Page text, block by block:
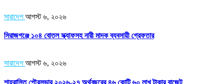
সারাদেশ আগস্ট ৬, ২০২৬
সিরাজগঞ্জে ১০৪ বোতল স্ক্যাফসহ নারী মাদক ব্যবসায়ী গ্রেফতার
সারাদেশ আগস্ট ৬, ২০২৬
শাহরাস্তি পৌরসভার ২০২৬-২৭ অর্থবছরের ৪৬ কোটি ৬০ লাখ টাকার বাজেট